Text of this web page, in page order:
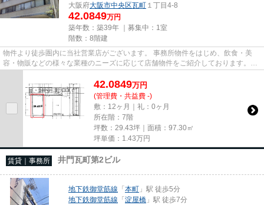
大阪府大阪市中央区瓦町 １丁目4-8
42.0849万円
築年数：築39年 ｜募集中： 1室
階数：8階建
物件より徒歩圏内に当社営業店がございます。 事務所物件をはじめ、飲食・美
容・物販などの様々な業種のニーズに応じて店舗物件をご紹介しております。
尚、弊社ではおとり広告は一切...
42.0849万円
(管理費・共益費 -)
敷：12ヶ月｜礼：0ヶ月
所在階：7階
坪数：29.43坪｜面積：97.30㎡
坪単価： 1.43万円
賃貸｜事務所 井門瓦町第2ビル
地下鉄御堂筋線 「本町 」駅 徒歩5分
地下鉄御堂筋線 「淀屋橋 」駅 徒歩7分